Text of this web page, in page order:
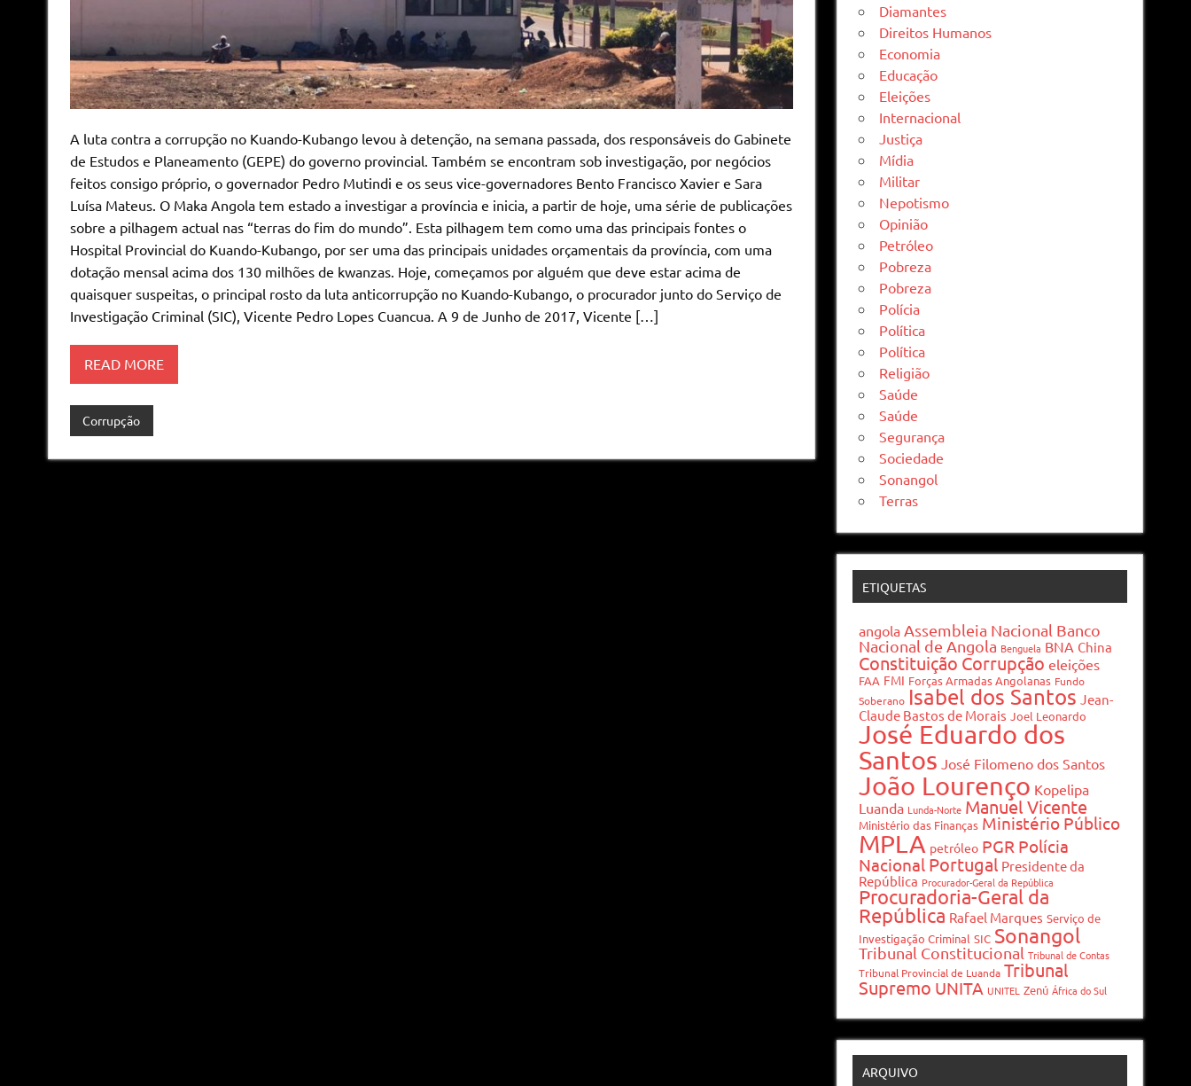
A luta contra a corrupção no Kuando-Kubango levou à detenção, na semana passada, dos responsáveis do Gabinete
de Estudos e Planeamento (GEPE) do governo provincial. Também se encontram sob investigação, por negócios
feitos consigo próprio, o governador Pedro Mutindi e os seus vice-governadores Bento Francisco Xavier e Sara
Luísa Mateus. O Maka Angola tem estado a investigar a província e inicia, a partir de hoje, uma série de publicações
sobre a pilhagem actual nas “terras do fim do mundo”. Esta pilhagem tem como uma das principais fontes o
Hospital Provincial do Kuando-Kubango, por ser uma das principais unidades orçamentais da província, com uma
dotação mensal acima dos 130 milhões de kwanzas. Hoje, começamos por alguém que deve estar acima de
quaisquer suspeitas, o principal rosto da luta anticorrupção no Kuando-Kubango, o procurador junto do Serviço de
Investigação Criminal (SIC), Vicente Pedro Lopes Cuancua. A 9 de Junho de 2017, Vicente […]
READ MORE
Corrupção
Diamantes
Direitos Humanos
Economia
Educação
Eleições
Internacional
Justiça
Mídia
Militar
Nepotismo
Opinião
Petróleo
Pobreza
Pobreza
Polícia
Política
Política
Religião
Saúde
Saúde
Segurança
Sociedade
Sonangol
Terras
ETIQUETAS
angola Assembleia Nacional Banco
Nacional de Angola Benguela BNA China
Constituição Corrupção eleições
FAA FMI Forças Armadas Angolanas Fundo
Soberano Isabel dos Santos Jean-
Claude Bastos de Morais Joel Leonardo
José Eduardo dos
Santos José Filomeno dos Santos
João Lourenço Kopelipa
Luanda Lunda-Norte Manuel Vicente
Ministério das Finanças Ministério Público
MPLA petróleo PGR Polícia
Nacional Portugal Presidente da
República Procurador-Geral da República
Procuradoria-Geral da
República Rafael Marques Serviço de
Investigação Criminal SIC Sonangol
Tribunal Constitucional Tribunal de Contas
Tribunal Provincial de Luanda Tribunal
Supremo UNITA UNITEL Zenú África do Sul
ARQUIVO